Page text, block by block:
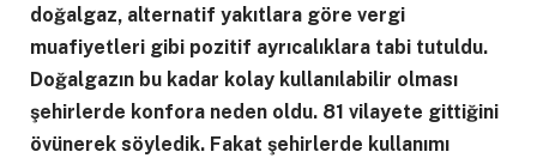
doğalgaz, alternatif yakıtlara göre vergi
muafiyetleri gibi pozitif ayrıcalıklara tabi tutuldu.
Doğalgazın bu kadar kolay kullanılabilir olması
şehirlerde konfora neden oldu. 81 vilayete gittiğini
övünerek söyledik. Fakat şehirlerde kullanımı